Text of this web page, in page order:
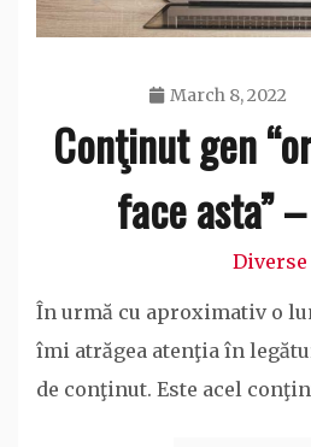
March 8, 2022
Conţinut gen
face asta” –
Diverse
În urmă cu aproximativ o
îmi atrăgea atenţia în
de conţinut. Este acel